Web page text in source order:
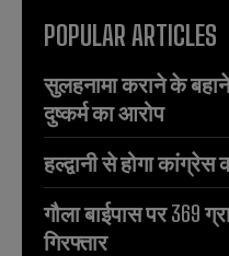
POPULAR ARTICLES
सुलहनामा कराने के
दुष्कर्म का आरोप
हल्द्वानी से होगा
गौला बाईपास पर 369
गिरफ्तार